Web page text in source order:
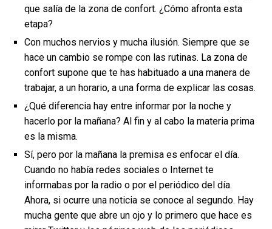
que salía de la zona de confort. ¿Cómo afronta esta
etapa?
Con muchos nervios y mucha ilusión. Siempre que se
hace un cambio se rompe con las rutinas. La zona de
confort supone que te has habituado a una manera de
trabajar, a un horario, a una forma de explicar las cosas.
¿Qué diferencia hay entre informar por la noche y
hacerlo por la mañana? Al fin y al cabo la materia prima
es la misma.
Sí, pero por la mañana la premisa es enfocar el día.
Cuando no había redes sociales o Internet te
informabas por la radio o por el periódico del día.
Ahora, si ocurre una noticia se conoce al segundo. Hay
mucha gente que abre un ojo y lo primero que hace es